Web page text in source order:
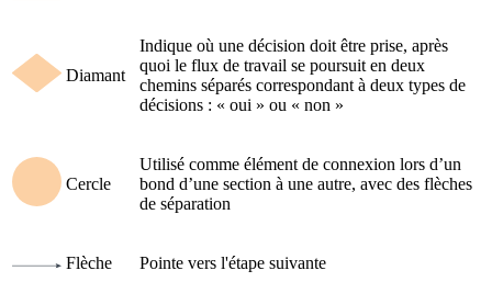
Diamant
Indique où une décision doit être prise, après
quoi le flux de travail se poursuit en deux
chemins séparés correspondant à deux types de
décisions : « oui » ou « non »
Cercle
Utilisé comme élément de connexion lors d’un
bond d’une section à une autre, avec des flèches
de séparation
Flèche Pointe vers l'étape suivante